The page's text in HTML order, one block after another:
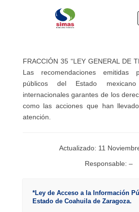
FRACCIÓN 35 “LEY GENERAL DE
Las recomendaciones emitidas
públicos del Estado
internacionales garantes de los
como las acciones que han
atención.
Actualizado: 11
Responsable: –
*Ley de Acceso a la Información
Estado de Coahuila de Zaragoza.